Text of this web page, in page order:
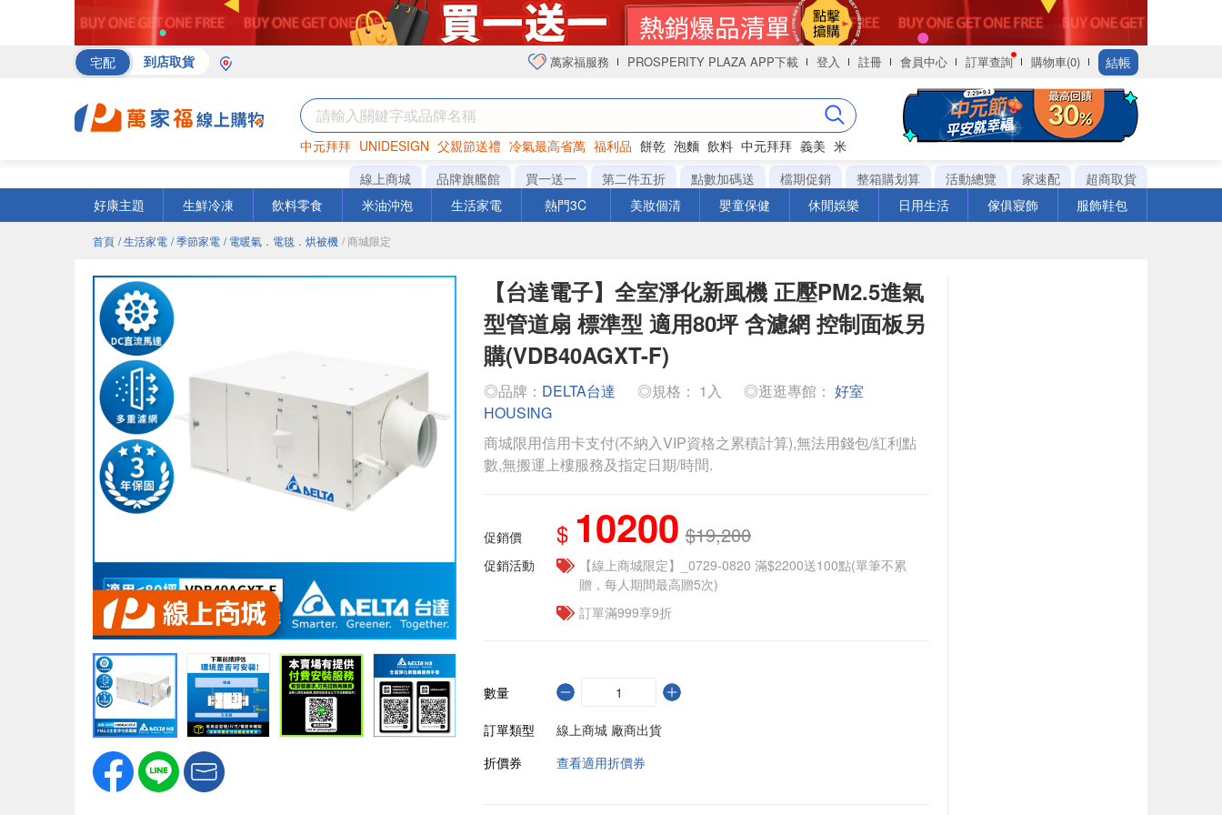
宅配 到店取貨 萬家福服務 PROSPERITY PLAZA APP下載 登入 註冊 會員中心 訂單查詢 購物車(0) 結帳
中元拜拜 UNIDESIGN 父親節送禮 冷氣最高省萬 福利品 餅乾 泡麵 飲料 中元拜拜 義美 米
巧克力 罐頭 衛生紙
線上商城 品牌旗艦館 買一送一 第二件五折 點數加碼送 檔期促銷 整箱購划算 活動總覽 家速配
超商取貨
好康主題
生鮮冷凍 飲料零食 米油沖泡 生活家電 熱門3C 美妝個清 嬰童保健 休閒娛樂 日用生活 傢俱寢飾 服飾鞋包
首頁 / 生活家電 / 季節家電 / 電暖氣．電毯．烘被機 / 商城限定
【台達電子】全室淨化新風機 正壓PM2.5進氣
型管道扇 標準型 適用80坪 含濾網 控制面板另
購(VDB40AGXT-F)
◎品牌： DELTA台達 ◎規格： 1入 ◎逛逛專館： 好室
HOUSING
商城限用信用卡支付(不納入VIP資格之累積計算),無法用錢包/紅利點
數,無搬運上樓服務及指定日期/時間.
促銷價 $ 10200 $19,200
促銷活動
【線上商城限定】_0729-0820 滿$2200送100點(單筆不累
贈，每人期間最高贈5次)
訂單滿999享9折
數量
訂單類型
線上商城 廠商出貨
折價券
查看適用折價券